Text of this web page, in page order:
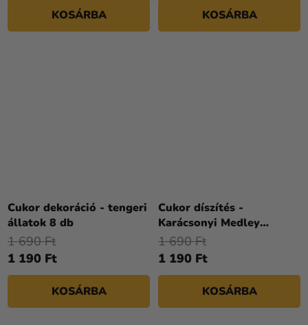
KOSÁRBA KOSÁRBA
Cukor dekoráció - tengeri
állatok 8 db
1 190 Ft
1 690 Ft
KOSÁRBA
Cukor díszítés -
Karácsonyi Medley
Winter 50 g
1 190 Ft
1 690 Ft
KOSÁRBA